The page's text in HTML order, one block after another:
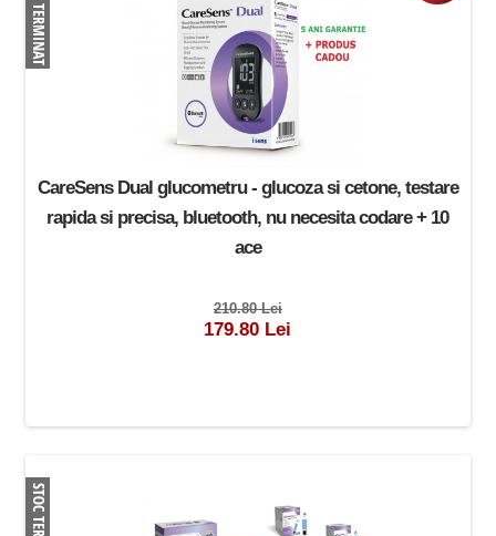
CareSens Dual glucometru - glucoza si cetone, testare
rapida si precisa, bluetooth, nu necesita codare + 10
ace
210.80 Lei
179.80 Lei